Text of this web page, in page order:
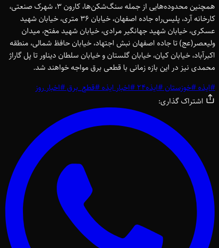
همچنین محدوده‌هایی از جمله سنگ‌شکن‌ها، کارون 3، شهرک صنعتی،
کارخانه آرد، پلیس‌راه جاده اصفهان، خیابان 36 متری، خیابان شهید
عسکری، خیابان شهید جهانگیر مرادی، خیابان شهید مفتح، میدان
ولیعصر(عج) تا جاده اصفهان نبش اجتهاد، خیابان حافظ شمالی، منطقه
اکبرآباد، خیابان کیان، خیابان گلستان و خیابان سلطان دیناور تا پل گاراژ
محمدی نیز در این بازه زمانی با قطعی برق مواجه خواهند شد.
#ایذه#خوزستان#ایذه24 #اخبار ایذه#قطع_برق#اخبار روز
اشتراک گذاری: